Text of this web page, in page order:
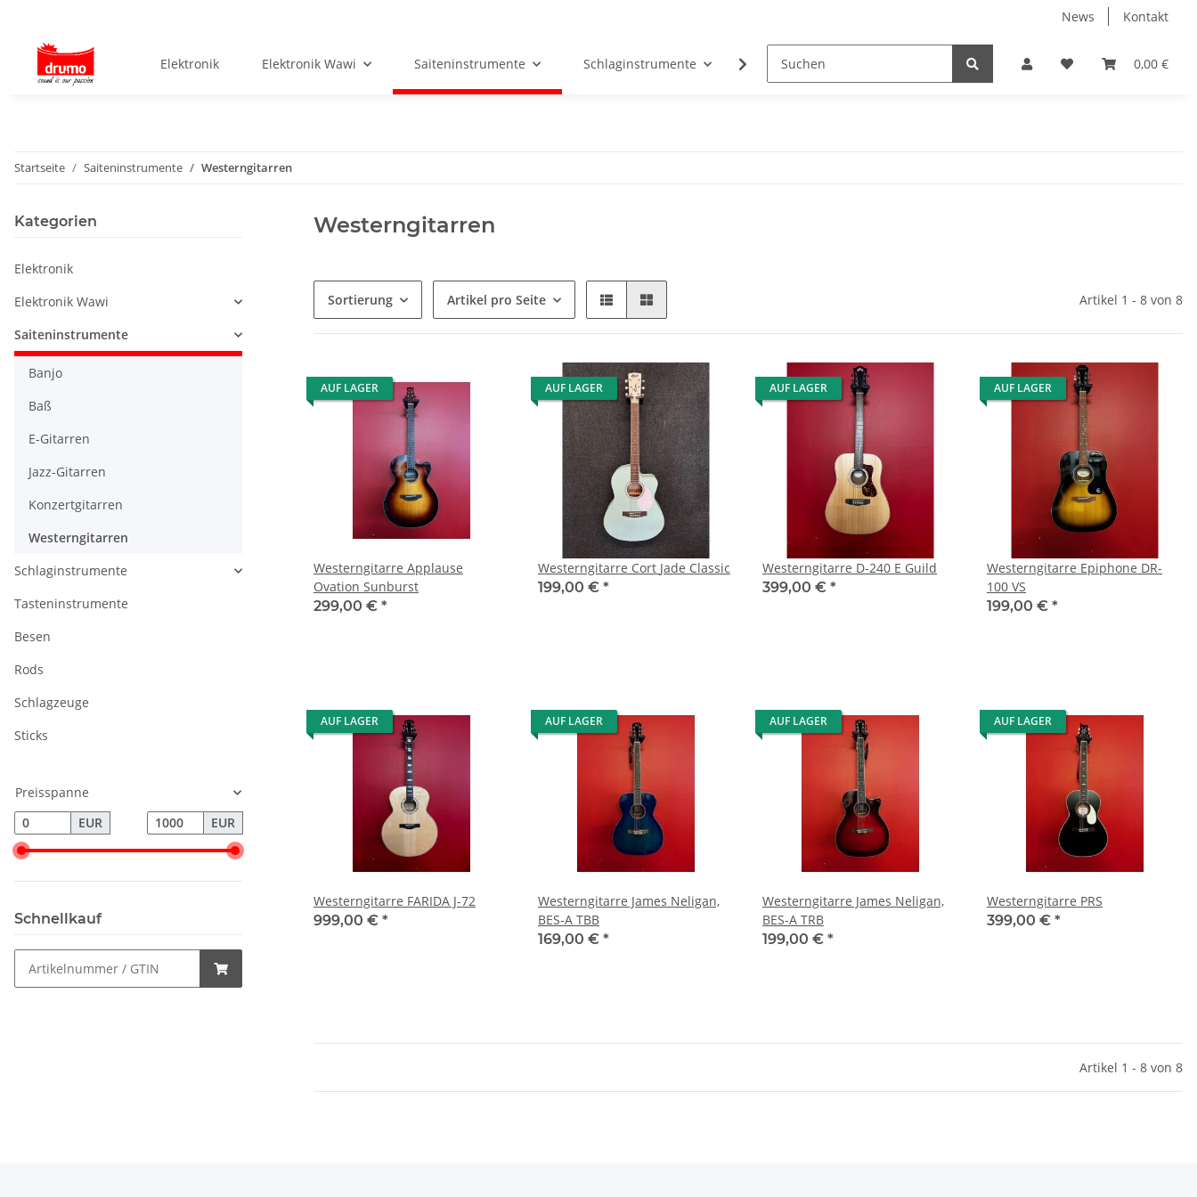
News Kontakt
0,00 €
Elektronik Elektronik Wawi Saiteninstrumente Schlaginstrumente Tasteninstrumente Schlagzeuge
Startseite Saiteninstrumente Westerngitarren
Westerngitarren
Sortierung Artikel pro Seite Artikel 1 - 8 von 8
AUF LAGER
Westerngitarre Applause
Ovation Sunburst
299,00 € *
AUF LAGER
Westerngitarre Cort Jade Classic
199,00 € *
AUF LAGER
Westerngitarre D-240 E Guild
399,00 € *
AUF LAGER
Westerngitarre Epiphone DR-
100 VS
199,00 € *
AUF LAGER
Westerngitarre FARIDA J-72
999,00 € *
AUF LAGER
Westerngitarre James Neligan,
BES-A TBB
169,00 € *
AUF LAGER
Westerngitarre James Neligan,
BES-A TRB
199,00 € *
AUF LAGER
Westerngitarre PRS
399,00 € *
Artikel 1 - 8 von 8
Kategorien
Elektronik
Elektronik Wawi
Saiteninstrumente
Banjo
Baß
E-Gitarren
Jazz-Gitarren
Konzertgitarren
Westerngitarren
Schlaginstrumente
Tasteninstrumente
Besen
Rods
Schlagzeuge
Sticks
Preisspanne
EUR
EUR
Schnellkauf